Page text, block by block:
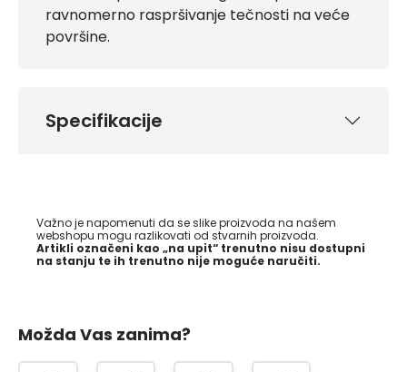
ravnomerno raspršivanje tečnosti na veće
površine.
Specifikacije
Važno je napomenuti da se slike proizvoda na našem
webshopu mogu razlikovati od stvarnih proizvoda.
Artikli označeni kao „na upit“ trenutno nisu dostupni
na stanju te ih trenutno nije moguće naručiti.
Možda Vas zanima?